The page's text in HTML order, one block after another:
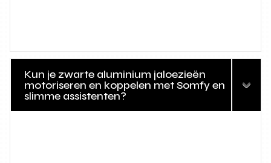
Kun je zwarte aluminium jaloezieën
motoriseren en koppelen met Somfy en
slimme assistenten?